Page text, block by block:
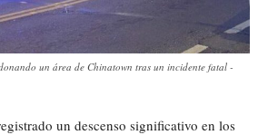
un área de Chinatown tras un incidente fatal -
un descenso significativo en los